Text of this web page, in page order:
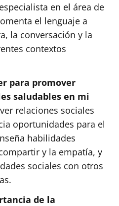
en el área de
el lenguaje a
la conversación y la
contextos
para promover
saludables en mi
relaciones sociales
oportunidades para el
habilidades
y la empatía, y
sociales con otros
de la